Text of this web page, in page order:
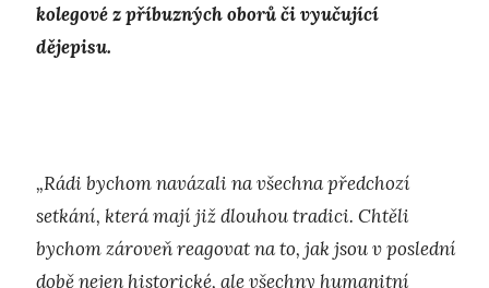
kolegové z příbuzných oborů či vyučující
dějepisu.
„Rádi bychom navázali na všechna předchozí
setkání, která mají již dlouhou tradici. Chtěli
bychom zároveň reagovat na to, jak jsou v poslední
době nejen historické, ale všechny humanitní